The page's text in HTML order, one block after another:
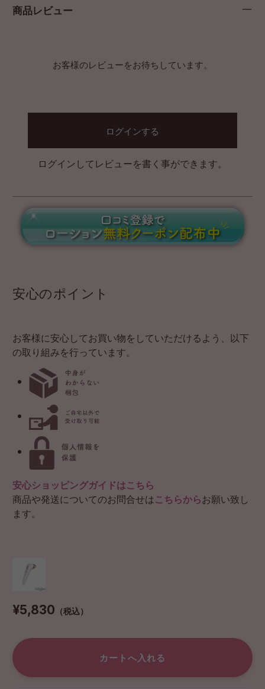
商品レビュー
お客様のレビューをお待ちしています。
ログインする
ログインしてレビューを書く事ができます。
安心のポイント
お客様に安心してお買い物をしていただけるよう、以下
の取り組みを行っています。
安心ショッピングガイドはこちら
商品や発送についてのお問合せはこちらからお願い致し
ます。
¥5,830 （税込）